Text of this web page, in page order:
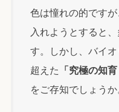
色は憧れの的です
入れようとすると
す。しかし、バイ
超えた
「究極の知
をご存知でしょうか